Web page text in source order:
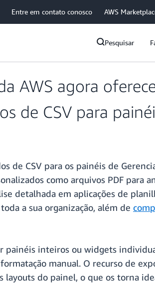
Entre em contato conosco AWS
Pesquisar
AWS agora
de CSV para
de CSV para os painéis de
como arquivos PDF para
detalhada em aplicações de
a sua organização, além de
inteiros ou widgets
manual. O recurso de
do painel, o que os torna